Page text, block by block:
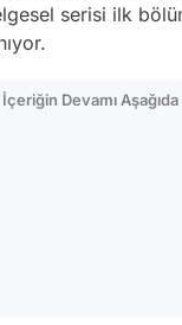
serisi ilk
İçeriğin Devamı Aşağıda